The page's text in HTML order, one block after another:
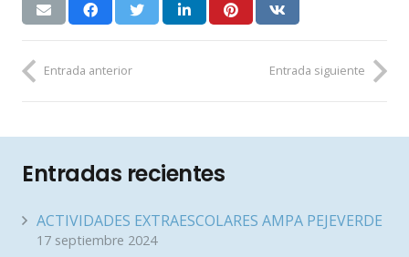
Entrada anterior Entrada siguiente
Entradas recientes
ACTIVIDADES EXTRAESCOLARES AMPA PEJEVERDE
17 septiembre 2024